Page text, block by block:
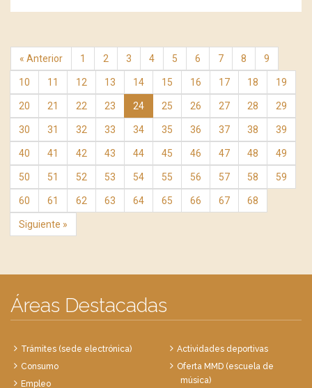
« Anterior 1 2 3 4 5 6 7 8 9
10 11 12 13 14 15 16 17 18 19
20 21 22 23 24 25 26 27 28 29
30 31 32 33 34 35 36 37 38 39
40 41 42 43 44 45 46 47 48 49
50 51 52 53 54 55 56 57 58 59
60 61 62 63 64 65 66 67 68
Siguiente »
Áreas Destacadas
Trámites (sede electrónica)
Consumo
Empleo
Actividades deportivas
Oferta MMD (escuela de
música)